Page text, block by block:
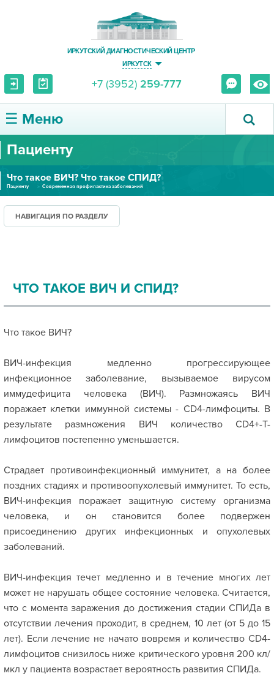
ИРКУТСКИЙ ДИАГНОСТИЧЕСКИЙ ЦЕНТР
ИРКУТСК
+7 (3952) 259-777
☰ Меню
О ЦЕНТРЕ
УСЛУГИ И ЦЕНЫ
ПАЦИЕНТУ
Пациенту
Что такое ВИЧ? Что такое СПИД?
Пациенту Современная профилактика заболеваний
НАВИГАЦИЯ ПО РАЗДЕЛУ
ЧТО ТАКОЕ ВИЧ И СПИД?
Что такое ВИЧ?
ВИЧ-инфекция медленно прогрессирующее
инфекционное заболевание, вызываемое вирусом
иммудефицита человека (ВИЧ). Размножаясь ВИЧ
поражает клетки иммунной системы - CD4-лимфоциты. В
результате размножения ВИЧ количество CD4+-Т-
лимфоцитов постепенно уменьшается.
Страдает противоинфекционный иммунитет, а на более
поздних стадиях и противоопухолевый иммунитет. То есть,
ВИЧ-инфекция поражает защитную систему организма
человека, и он становится более подвержен
присоединению других инфекционных и опухолевых
заболеваний.
ВИЧ-инфекция течет медленно и в течение многих лет
может не нарушать общее состояние человека. Считается,
что с момента заражения до достижения стадии СПИДа в
отсутствии лечения проходит, в среднем, 10 лет (от 5 до 15
лет). Если лечение не начато вовремя и количество CD4-
лимфоцитов снизилось ниже критического уровня 200 кл/
мкл у пациента возрастает вероятность развития СПИДа.